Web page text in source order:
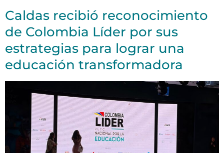
Caldas recibió reconocimiento
de Colombia Líder por sus
estrategias para lograr una
educación transformadora